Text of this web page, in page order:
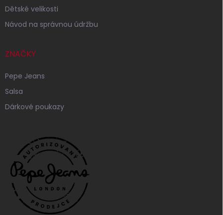
Dětské velikosti
Návod na správnou údržbu
ZNAČKY
Pepe Jeans
Salsa
Dárkové poukazy